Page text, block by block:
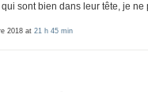
qui sont bien dans leur tête, je ne
2018 at 21 h 45 min